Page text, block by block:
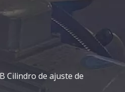
Deutsch
Cilindro de ajuste de